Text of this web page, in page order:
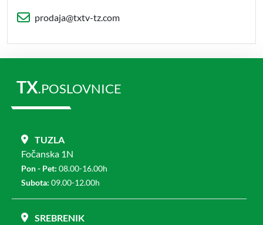
prodaja@txtv-tz.com
TX.POSLOVNICE
TUZLA
Fočanska 1N
Pon - Pet: 08.00-16.00h
Subota: 09.00-12.00h
SREBRENIK